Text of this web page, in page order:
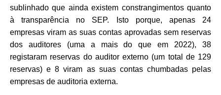
sublinhado que ainda existem constrangimentos quanto
à transparência no SEP. Isto porque, apenas 24
empresas viram as suas contas aprovadas sem reservas
dos auditores (uma a mais do que em 2022), 38
registaram reservas do auditor externo (um total de 129
reservas) e 8 viram as suas contas chumbadas pelas
empresas de auditoria externa.